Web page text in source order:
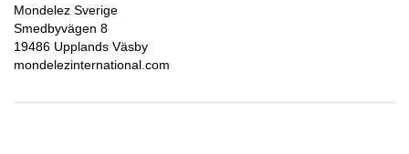
Mondelez Sverige
Smedbyvägen 8
19486 Upplands Väsby
mondelezinternational.com